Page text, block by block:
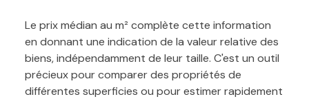
Le prix médian au m² complète cette information
en donnant une indication de la valeur relative des
biens, indépendamment de leur taille. C'est un outil
précieux pour comparer des propriétés de
différentes superficies ou pour estimer rapidement